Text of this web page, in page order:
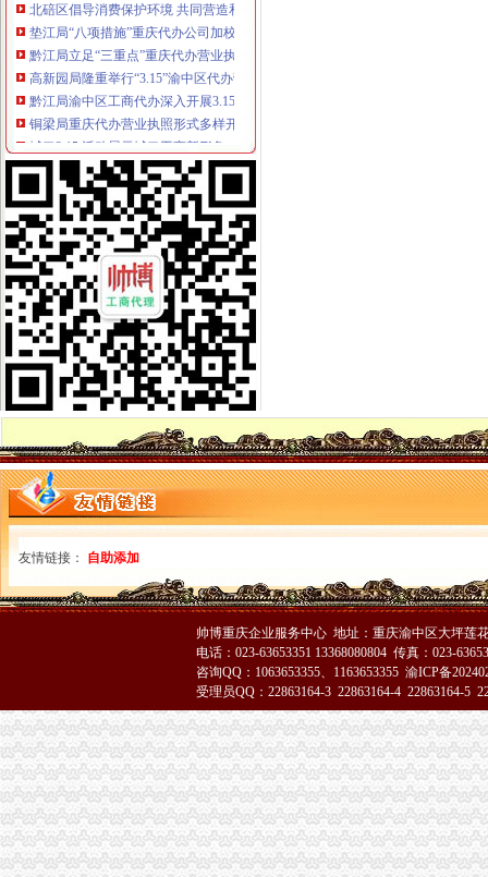
垫江局“八项措施”重庆代办公司加校园周边环境整
黔江局立足“三重点”重庆代办营业执照抓好干部教育培训
高新园局隆重举行“3.15”渝中区代办营业执照纪念活动
黔江局渝中区工商代办深入开展3.15活动
铜梁局重庆代办营业执照形式多样开展3.15国际消费者权益日纪念活动
城口3.15 活动展示城口工商新形象
双桥区隆重纪念3.15国际消费者权益保护日
巫山局重庆代办公司3.15活动呈现三大点
经开园局采取“三走进”重庆代办营业执照方式扎实开展“3.15”活动
奉节局“3.15”重庆代办公司纪念活动体现三个新
荣昌县3.15活动呈现四大点
合川局渝中区代办公司形式多样开展3.15主题宣活动
市局12315指挥中心“3.15”渝中区代办公司期间申诉举报受理况
酉局重庆代办公司隆重纪念3．15活动。
巴南局木洞所“五动”渝中区工商代办机制深入开展“3.15”宣活动
大足县隆重纪念“3·15”渝中区代办营业执照国际消费者权益日
黔江局渝中区工商代办深化岗位大练活动
全市重庆代办公司移动电话机市场秩序专项整工作取得实效
垫江局隆重举行3?15纪念活动暨“走进三农”渝中区工商代办活动启动仪式
潼南局三结合做好“3.15”渝中区代办公司现场宣活动
永川局化农资市重庆代办公司场监管取得初步成效
酉局渝中区代办营业执照以规范求节约 以节约促发展
涪陵局突出“三抓”重庆代办公司促“3.15”宣活动成效彰显
高新区局隆重纪念“3?15”重庆代办公司国际消费者权益日
市局领导亲自坐阵12315综合指挥调度中心指挥处理央视“3.15”晚会移转的渝中
国家工商总局重庆代办公司公布2005年消费者申诉十大热点
搭台工商唱戏奉节县基层所简朴隆重办“3.15”渝中区代办公司
石柱县3.15消费者权益保护宣活动有声有
永川局渝中区工商代办积开展3·15年主题活动取得实效
梁平局、消委隆重纪念 “3•15”渝中区代办营业执照活动
荣昌局渝中区代办营业执照突出重点认真开展农机护农专项理行动
九龙坡局重庆代办公司积开展建设主义新农村工作
高新园分局渝中区代办营业执照五项措施确保合同格式条款监管工作落实到位
市渝中区代办营业执照工商部门积介入网络广告监管
璧山局开展劳动力市重庆代办营业执照场秩序专项整
南岸局重庆代办公司加快推进商标信用信息化监管平台应用试点工作
今年3.15期间新闻宣工作声势大效果好
经开园分局登记科荣获经开区“巾帼文明示范岗”重庆代办公司称号
友情链接： 自助添加
帅博重庆企业服务中心 地址：重庆渝中区大坪莲
电话：023-63653351 13368080804 传真：023-
咨询QQ：1063653355、1163653355 渝ICP备
受理员QQ：22863164-3 22863164-4 22863164-5